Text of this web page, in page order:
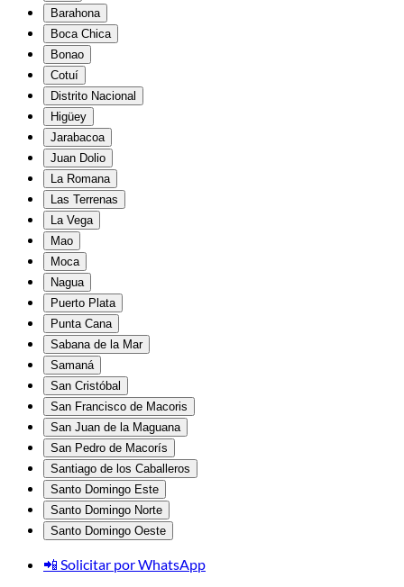
Barahona
Boca Chica
Bonao
Cotuí
Distrito Nacional
Higüey
Jarabacoa
Juan Dolio
La Romana
Las Terrenas
La Vega
Mao
Moca
Nagua
Puerto Plata
Punta Cana
Sabana de la Mar
Samaná
San Cristóbal
San Francisco de Macoris
San Juan de la Maguana
San Pedro de Macorís
Santiago de los Caballeros
Santo Domingo Este
Santo Domingo Norte
Santo Domingo Oeste
📲 Solicitar por WhatsApp